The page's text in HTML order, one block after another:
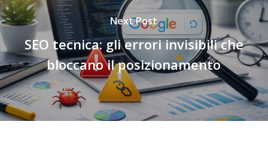
Next Post
SEO tecnica: gli errori invisibili che
bloccano il posizionamento